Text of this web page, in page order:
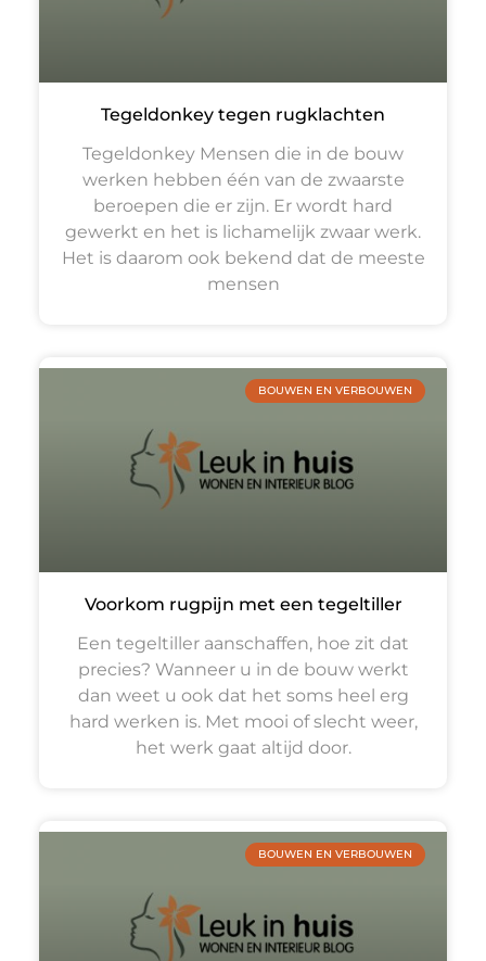
Tegeldonkey tegen rugklachten
Tegeldonkey Mensen die in de bouw
werken hebben één van de zwaarste
beroepen die er zijn. Er wordt hard
gewerkt en het is lichamelijk zwaar werk.
Het is daarom ook bekend dat de meeste
mensen
BOUWEN EN VERBOUWEN
Voorkom rugpijn met een tegeltiller
Een tegeltiller aanschaffen, hoe zit dat
precies? Wanneer u in de bouw werkt
dan weet u ook dat het soms heel erg
hard werken is. Met mooi of slecht weer,
het werk gaat altijd door.
BOUWEN EN VERBOUWEN